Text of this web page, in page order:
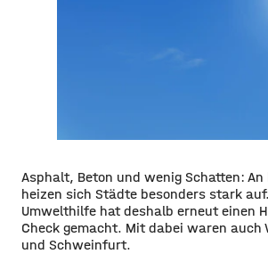
Asphalt, Beton und wenig Schatten: An
heizen sich Städte besonders stark
Umwelthilfe hat deshalb erneut einen
Check gemacht. Mit dabei waren auch
und Schweinfurt.